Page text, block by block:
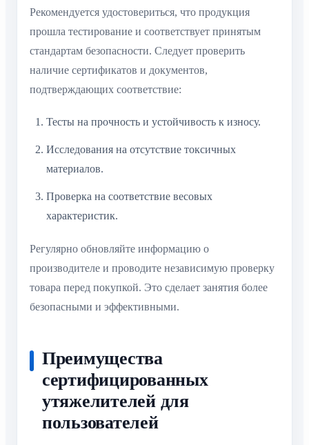
Рекомендуется удостовериться, что продукция
прошла тестирование и соответствует принятым
стандартам безопасности. Следует проверить
наличие сертификатов и документов,
подтверждающих соответствие:
Тесты на прочность и устойчивость к износу.
Исследования на отсутствие токсичных
материалов.
Проверка на соответствие весовых
характеристик.
Регулярно обновляйте информацию о
производителе и проводите независимую проверку
товара перед покупкой. Это сделает занятия более
безопасными и эффективными.
Преимущества
сертифицированных
утяжелителей для
пользователей